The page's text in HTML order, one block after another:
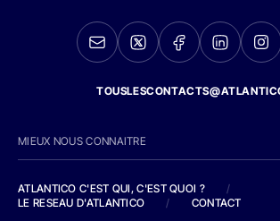
MIEUX NOUS CONNAITRE
ATLANTICO C'EST QUI, C'EST QUOI ?
/
LE RESEAU D'ATLANTICO
/ CONTACT